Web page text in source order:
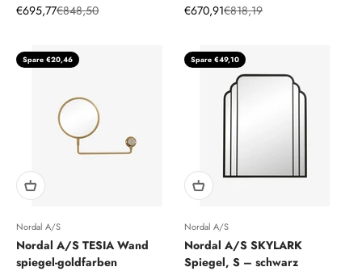
Angebot
€695,77Regulärer Preis
€848,50
Angebot
€670,91Regulärer Preis
€818,19
Spare €20,46
Nordal A/S
Nordal A/S TESIA Wand
spiegel-goldfarben
Spare €49,10
Nordal A/S
Nordal A/S SKYLARK
Spiegel, S – schwarz